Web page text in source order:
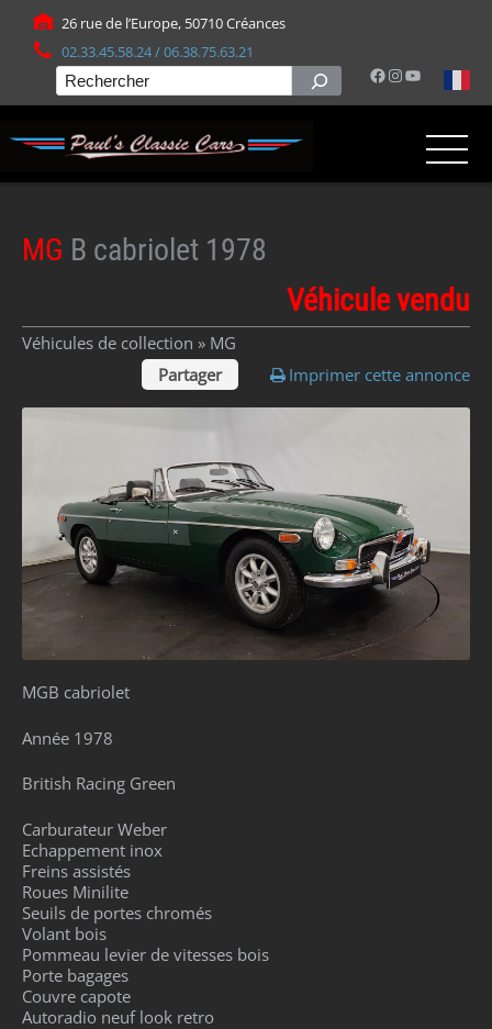
26 rue de l’Europe, 50710 Créances
02.33.45.58.24 / 06.38.75.63.21
Facebook
Instagram
YouTube
Rechercher
MG B cabriolet 1978
Véhicule vendu
Véhicules de collection » MG
Partager
Imprimer cette annonce
MGB cabriolet
Année 1978
British Racing Green
Carburateur Weber
Echappement inox
Freins assistés
Roues Minilite
Seuils de portes chromés
Volant bois
Pommeau levier de vitesses bois
Porte bagages
Couvre capote
Autoradio neuf look retro
Panneau de gestion des cookies